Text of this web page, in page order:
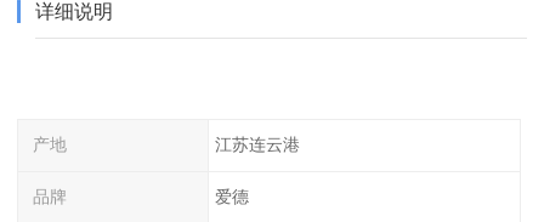
详细说明
产地 江苏连云港
品牌 爱德